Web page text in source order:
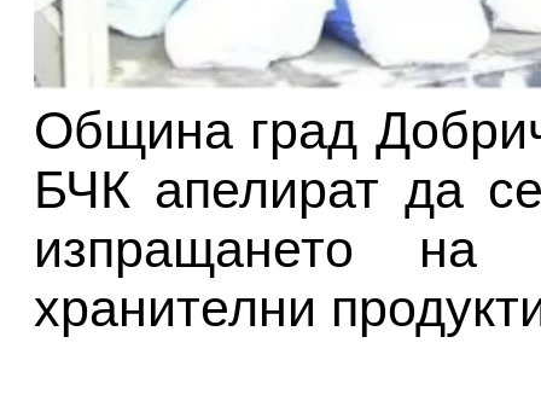
Община град
БЧК апелират да
изпращането на
хранителни